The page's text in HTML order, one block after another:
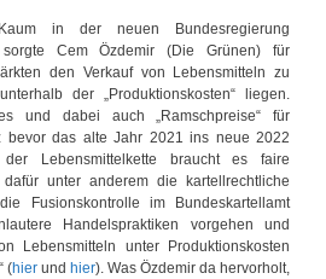
in der neuen Bundesregierung
sorgte Cem Özdemir (Die Grünen) für
den Verkauf von Lebensmitteln zu
der „Produktionskosten“ liegen.
und dabei auch „Ramschpreise“ für
bevor das alte Jahr 2021 ins neue 2022
Lebensmittelkette braucht es faire
unter anderem die kartellrechtliche
Fusionskontrolle im Bundeskartellamt
Handelspraktiken vorgehen und
Lebensmitteln unter Produktionskosten
(hier und hier). Was Özdemir da hervorholt,